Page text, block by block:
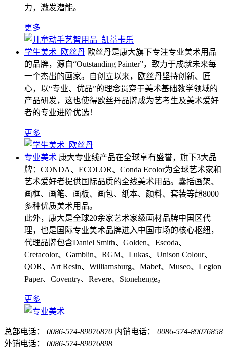
力，激发潜能。
更多
学生美术_欧丝丹 欧丝丹是康大旗下专注专业美术用品
的品牌，源自“Outstanding Painter”，致力于成就未来每
一个杰出的画家。自创立以来，欧丝丹坚持创新、匠
心，以“专业、优品”的理念贯穿于美术基础教学领域的
产品研发，这也使得欧丝丹品牌成为艺考生及美术爱好
者的专业进阶优选！
更多
专业美术 康大专业线产品在全球享有盛誉，旗下3大品
牌：CONDA、ECOLOR、Conda Ecolor为全球艺术家和
艺术爱好者提供国际品质的全线美术用品。囊括画架、
画框、画笔、画板、画包、纸本、颜料、套装等超8000
多种优质美术用品。
此外，康大是全球20余家艺术家级画材品牌中国区代
理，也是国际专业美术品牌进入中国市场的核心枢纽，
代理品牌包含Daniel Smith、Golden、Escoda、
Cretacolor、Gamblin、RGM、Lukas、Unison Colour、
QOR、Art Resin、Williamsburg、Mabef、Museo、Legion
Paper、Coventry、Revere、Stonehenge。
更多
总部电话： 0086-574-89076870 内销电话：
0086-574-89076858
外销电话：
0086-574-89076898